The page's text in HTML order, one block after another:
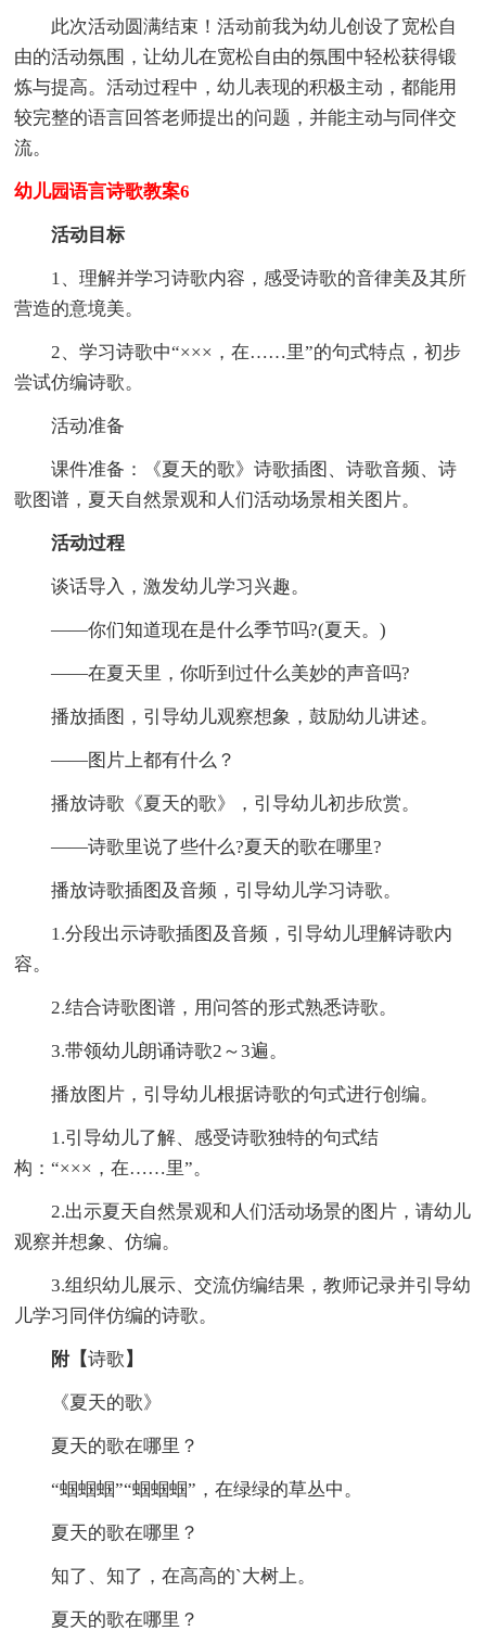
此次活动圆满结束！活动前我为幼儿创设了宽松自
由的活动氛围，让幼儿在宽松自由的氛围中轻松获得锻
炼与提高。活动过程中，幼儿表现的积极主动，都能用
较完整的语言回答老师提出的问题，并能主动与同伴交
流。
幼儿园语言诗歌教案6
活动目标
1、理解并学习诗歌内容，感受诗歌的音律美及其所
营造的意境美。
2、学习诗歌中“×××，在……里”的句式特点，初步
尝试仿编诗歌。
活动准备
课件准备：《夏天的歌》诗歌插图、诗歌音频、诗
歌图谱，夏天自然景观和人们活动场景相关图片。
活动过程
谈话导入，激发幼儿学习兴趣。
——你们知道现在是什么季节吗?(夏天。)
——在夏天里，你听到过什么美妙的声音吗?
播放插图，引导幼儿观察想象，鼓励幼儿讲述。
——图片上都有什么？
播放诗歌《夏天的歌》，引导幼儿初步欣赏。
——诗歌里说了些什么?夏天的歌在哪里?
播放诗歌插图及音频，引导幼儿学习诗歌。
1.分段出示诗歌插图及音频，引导幼儿理解诗歌内
容。
2.结合诗歌图谱，用问答的形式熟悉诗歌。
3.带领幼儿朗诵诗歌2～3遍。
播放图片，引导幼儿根据诗歌的句式进行创编。
1.引导幼儿了解、感受诗歌独特的句式结
构：“×××，在……里”。
2.出示夏天自然景观和人们活动场景的图片，请幼儿
观察并想象、仿编。
3.组织幼儿展示、交流仿编结果，教师记录并引导幼
儿学习同伴仿编的诗歌。
附【诗歌 】
《夏天的歌》
夏天的歌在哪里？
“蝈蝈蝈”“蝈蝈蝈”，在绿绿的草丛中。
夏天的歌在哪里？
知了、知了，在高高的`大树上。
夏天的歌在哪里？